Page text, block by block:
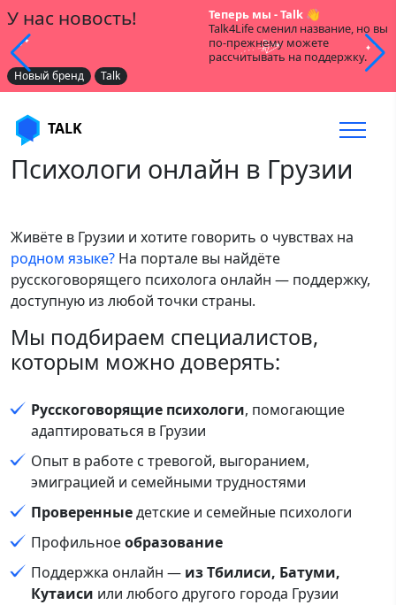
У нас новость!
Теперь мы - Talk 👋
Talk4Life сменил название, но вы
по-прежнему можете
рассчитывать на поддержку.
Новый бренд Talk
TALK
Психологи онлайн в Грузии
Живёте в Грузии и хотите говорить о чувствах на
родном языке? На портале вы найдёте
русскоговорящего психолога онлайн — поддержку,
доступную из любой точки страны.
Мы подбираем специалистов,
которым можно доверять:
Русскоговорящие психологи, помогающие
адаптироваться в Грузии
Опыт в работе с тревогой, выгоранием,
эмиграцией и семейными трудностями
Проверенныедетские и семейные психологи
Профильноеобразование
Поддержка онлайн — из Тбилиси, Батуми,
Кутаиси или любого другого города Грузии